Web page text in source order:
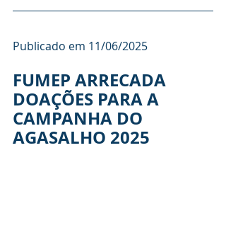
Publicado em 11/06/2025
FUMEP ARRECADA
DOAÇÕES PARA A
CAMPANHA DO
AGASALHO 2025